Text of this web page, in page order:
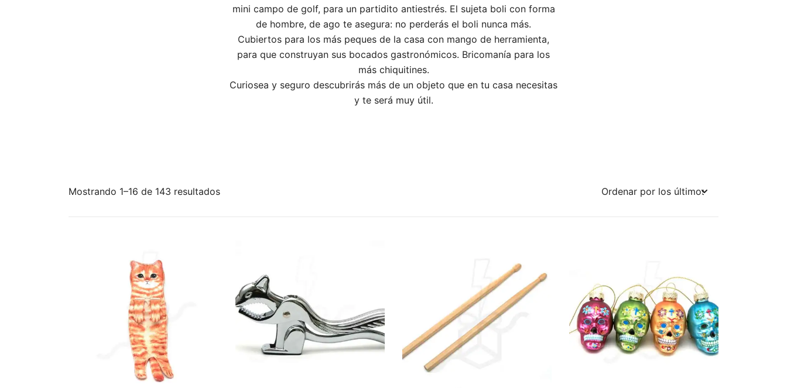
mini campo de golf, para un partidito antiestrés. El sujeta boli con forma
de hombre, de ago te asegura: no perderás el boli nunca más.
Cubiertos para los más peques de la casa con mango de herramienta,
para que construyan sus bocados gastronómicos. Bricomanía para los
más chiquitines.
Curiosea y seguro descubrirás más de un objeto que en tu casa necesitas
y te será muy útil.
Mostrando 1–16 de 143 resultadosOrdenado